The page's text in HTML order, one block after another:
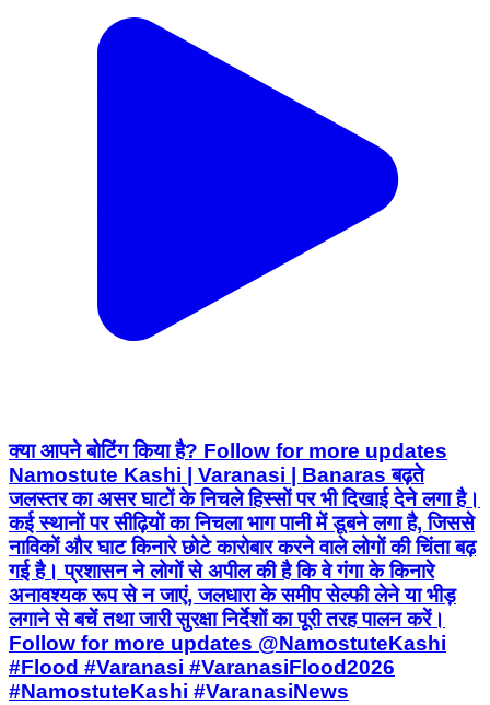
क्या आपने बोटिंग किया है? Follow for more updates
Namostute Kashi | Varanasi | Banaras बढ़ते
जलस्तर का असर घाटों के निचले हिस्सों पर भी दिखाई देने लगा है।
कई स्थानों पर सीढ़ियों का निचला भाग पानी में डूबने लगा है, जिससे
नाविकों और घाट किनारे छोटे कारोबार करने वाले लोगों की चिंता बढ़
गई है। प्रशासन ने लोगों से अपील की है कि वे गंगा के किनारे
अनावश्यक रूप से न जाएं, जलधारा के समीप सेल्फी लेने या भीड़
लगाने से बचें तथा जारी सुरक्षा निर्देशों का पूरी तरह पालन करें।
Follow for more updates @NamostuteKashi
#Flood #Varanasi #VaranasiFlood2026
#NamostuteKashi #VaranasiNews